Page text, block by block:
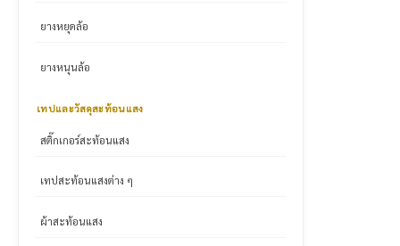
ยางหยุดล้อ
ยางหนุนล้อ
เทปและวัสดุสะท้อนแสง
สติ๊กเกอร์สะท้อนแสง
เทปสะท้อนแสงต่าง ๆ
ผ้าสะท้อนแสง